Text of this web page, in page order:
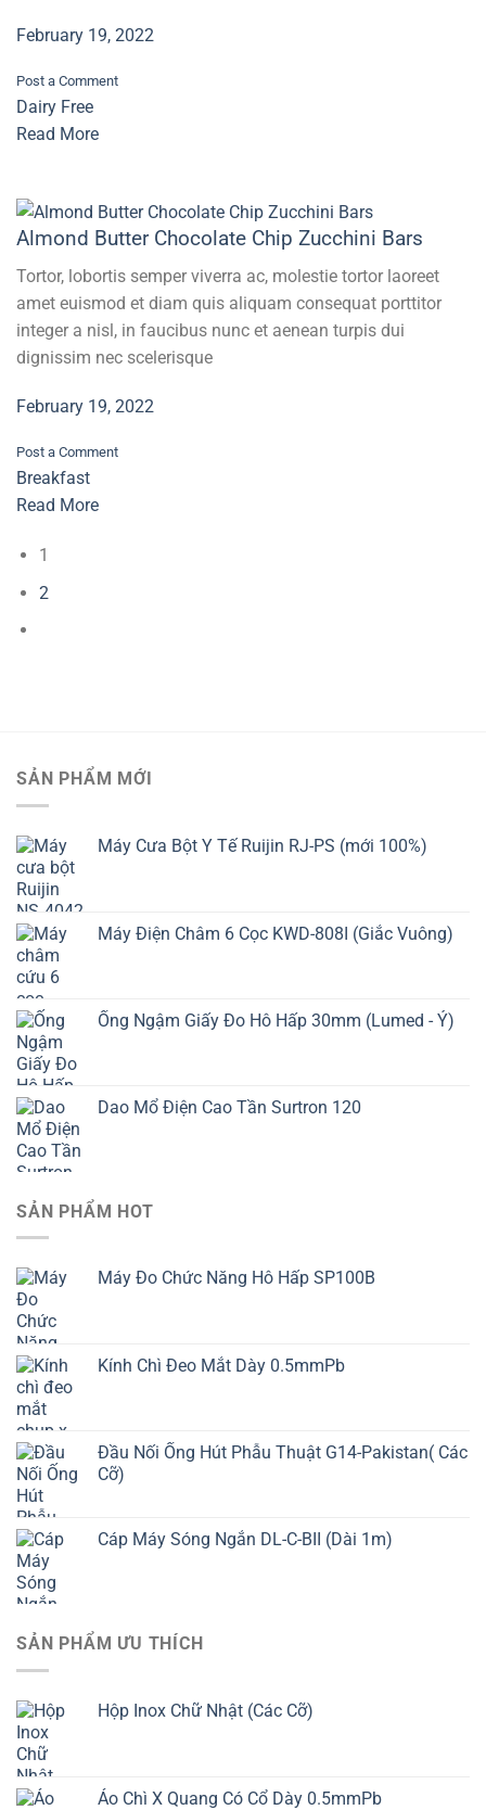
February 19, 2022
Post a Comment
Dairy Free
Read More
Almond Butter Chocolate Chip Zucchini Bars
Tortor, lobortis semper viverra ac, molestie tortor laoreet
amet euismod et diam quis aliquam consequat porttitor
integer a nisl, in faucibus nunc et aenean turpis dui
dignissim nec scelerisque
February 19, 2022
Post a Comment
Breakfast
Read More
1
2
SẢN PHẨM MỚI
Máy Cưa Bột Y Tế Ruijin RJ-PS (mới 100%)
Máy Điện Châm 6 Cọc KWD-808I (Giắc Vuông)
Ống Ngậm Giấy Đo Hô Hấp 30mm (Lumed - Ý)
Dao Mổ Điện Cao Tần Surtron 120
SẢN PHẨM HOT
Máy Đo Chức Năng Hô Hấp SP100B
Kính Chì Đeo Mắt Dày 0.5mmPb
Đầu Nối Ống Hút Phẫu Thuật G14-Pakistan( Các
Cỡ)
Cáp Máy Sóng Ngắn DL-C-BII (Dài 1m)
SẢN PHẨM ƯU THÍCH
Hộp Inox Chữ Nhật (Các Cỡ)
Áo Chì X Quang Có Cổ Dày 0.5mmPb